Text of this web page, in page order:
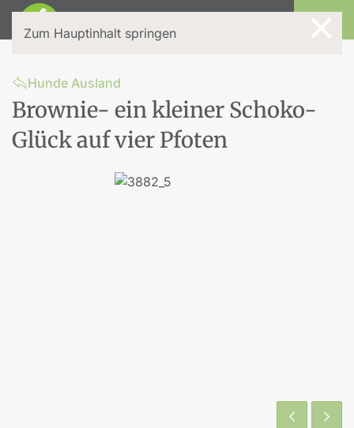
Zum Hauptinhalt springen
Hunde Ausland
Brownie- ein kleiner Schoko-
Glück auf vier Pfoten
×